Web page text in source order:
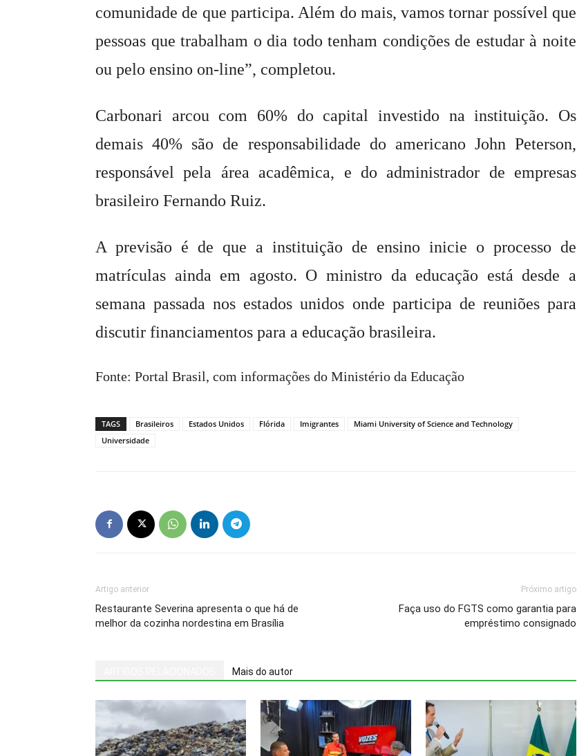
comunidade de que participa. Além do mais, vamos tornar possível que
pessoas que trabalham o dia todo tenham condições de estudar à noite
ou pelo ensino on-line”, completou.
Carbonari arcou com 60% do capital investido na instituição. Os
demais 40% são de responsabilidade do americano John Peterson,
responsável pela área acadêmica, e do administrador de empresas
brasileiro Fernando Ruiz.
A previsão é de que a instituição de ensino inicie o processo de
matrículas ainda em agosto. O ministro da educação está desde a
semana passada nos estados unidos onde participa de reuniões para
discutir financiamentos para a educação brasileira.
Fonte: Portal Brasil, com informações do Ministério da Educação
TAGS Brasileiros Estados Unidos Flórida Imigrantes
Miami University of Science and Technology
Universidade
Artigo anterior
Restaurante Severina apresenta o que há de
melhor da cozinha nordestina em Brasília
Próximo artigo
Faça uso do FGTS como garantia para
empréstimo consignado
Mais do autor